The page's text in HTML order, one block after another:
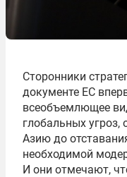
Сторонники
документе ЕС
всеобъемлющее
глобальных
Азию до
необходимой
И они отмечают,